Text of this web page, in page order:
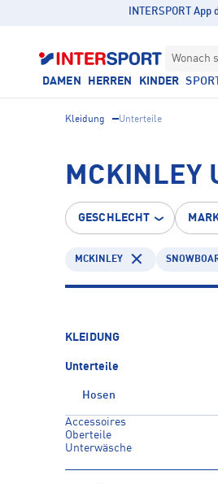
INTERSPORT
Wonach
DAMEN HERREN KINDER
Kleidung Unterteile
MCKINLEY
GESCHLECHT
MCKINLEY
KLEIDUNG
Unterteile
Hosen
Accessoires
Oberteile
Unterwäsche